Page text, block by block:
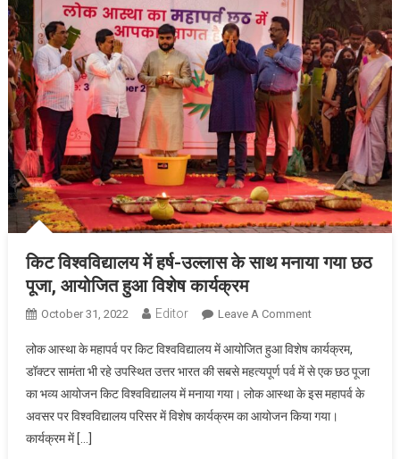
किया
अर्घ्य
किट विश्वविद्यालय में हर्ष-उल्लास के साथ मनाया गया छठ
पूजा, आयोजित हुआ विशेष कार्यक्रम
October 31, 2022 Editor Leave A CommentOn
विश्वविद्यालय
में
हर्ष-
उल्लास
लोक आस्था के महापर्व पर किट विश्वविद्यालय में आयोजित हुआ विशेष कार्यक्रम,
डॉक्टर सामंता भी रहे उपस्थित उत्तर भारत की सबसे महत्यपूर्ण पर्व में से एक छठ पूजा
का भव्य आयोजन किट विश्वविद्यालय में मनाया गया। लोक आस्था के इस महापर्व के
अवसर पर विश्वविद्यालय परिसर में विशेष कार्यक्रम का आयोजन किया गया।
कार्यक्रम में […]